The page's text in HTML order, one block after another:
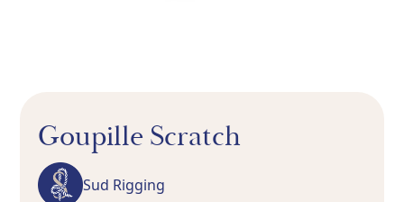
Goupille Scratch
Sud Rigging